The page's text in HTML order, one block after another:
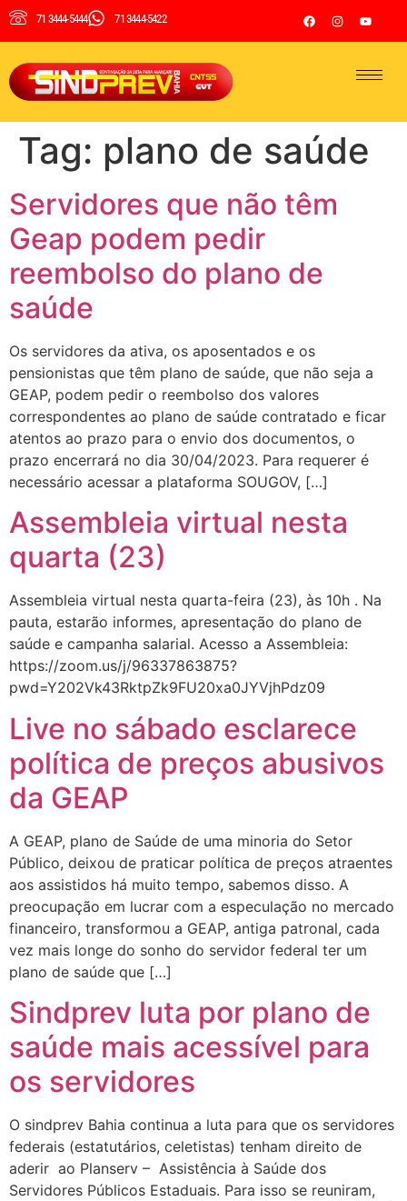
71 3444-5444 71 3444-5422
Tag: plano de saúde
Servidores que não têm
Geap podem pedir
reembolso do plano de
saúde
Os servidores da ativa, os aposentados e os
pensionistas que têm plano de saúde, que não seja a
GEAP, podem pedir o reembolso dos valores
correspondentes ao plano de saúde contratado e ficar
atentos ao prazo para o envio dos documentos, o
prazo encerrará no dia 30/04/2023. Para requerer é
necessário acessar a plataforma SOUGOV, […]
Assembleia virtual nesta
quarta (23)
Assembleia virtual nesta quarta-feira (23), às 10h . Na
pauta, estarão informes, apresentação do plano de
saúde e campanha salarial. Acesso a Assembleia:
https://zoom.us/j/96337863875?
pwd=Y202Vk43RktpZk9FU20xa0JYVjhPdz09
Live no sábado esclarece
política de preços abusivos
da GEAP
A GEAP, plano de Saúde de uma minoria do Setor
Público, deixou de praticar política de preços atraentes
aos assistidos há muito tempo, sabemos disso. A
preocupação em lucrar com a especulação no mercado
financeiro, transformou a GEAP, antiga patronal, cada
vez mais longe do sonho do servidor federal ter um
plano de saúde que […]
Sindprev luta por plano de
saúde mais acessível para
os servidores
O sindprev Bahia continua a luta para que os servidores
federais (estatutários, celetistas) tenham direito de
aderir ao Planserv – Assistência à Saúde dos
Servidores Públicos Estaduais. Para isso se reuniram,